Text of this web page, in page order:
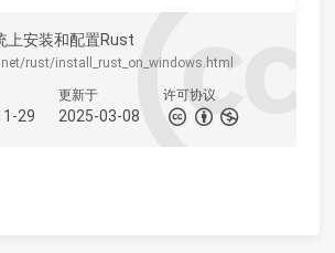
上安装和配置Rust
rust/install_rust_on_windows.html
29
更新于
2025-03-08
许可协议